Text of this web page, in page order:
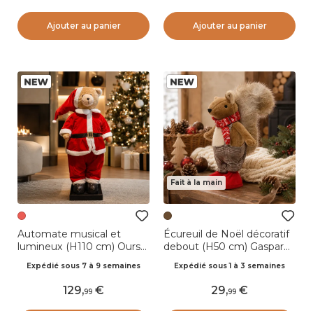
Ajouter au panier Ajouter au panier
Automate musical et
lumineux (H110 cm) Ours
Expédié sous 7 à 9 semaines
129,99
Fait à la main
Écureuil de Noël décoratif
debout (H50 cm) Gaspard
Expédié sous 1 à 3 semaines
29,99